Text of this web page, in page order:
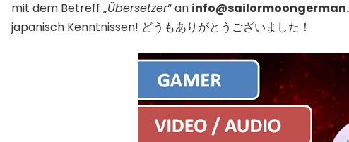
mit dem Betreff „Übersetzer“ an
japanisch Kenntnissen! どうもありがとうございました！